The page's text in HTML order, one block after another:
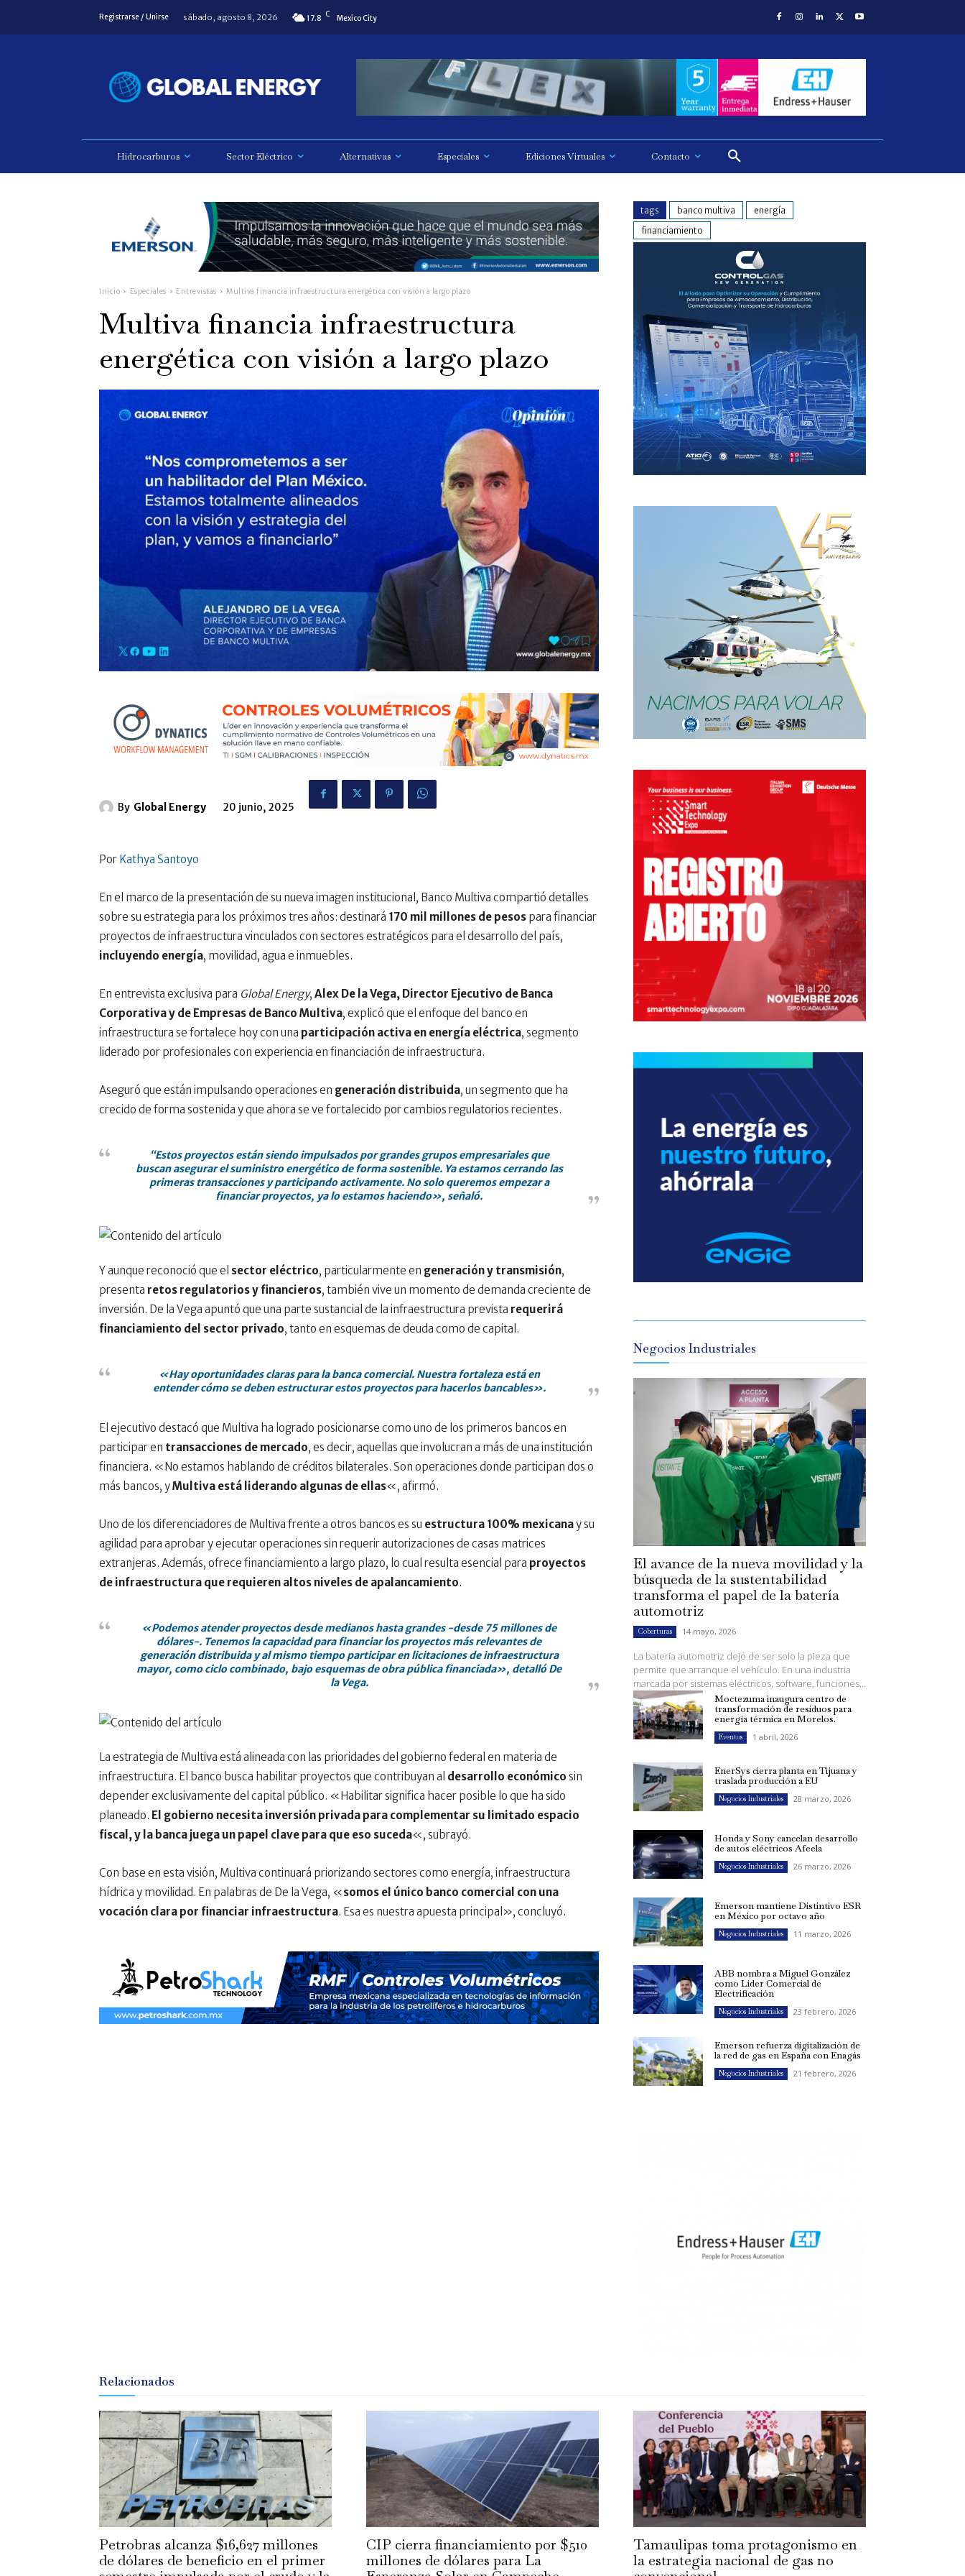
Registrarse / Unirse sábado, agosto 8, 2026 17.8 C Mexico City
Hidrocarburos Sector Eléctrico Alternativas Especiales Ediciones Virtuales Contacto
Inicio Especiales Entrevistas Multiva financia infraestructura energética con visión a largo plazo
Multiva financia infraestructura
energética con visión a largo plazo
By Global Energy 20 junio, 2025
Por Kathya Santoyo
En el marco de la presentación de su nueva imagen institucional, Banco Multiva compartió detalles
sobre su estrategia para los próximos tres años: destinará 170 mil millones de pesos para financiar
proyectos de infraestructura vinculados con sectores estratégicos para el desarrollo del país,
incluyendo energía, movilidad, agua e inmuebles.
En entrevista exclusiva para Global Energy, Alex De la Vega, Director Ejecutivo de Banca
Corporativa y de Empresas de Banco Multiva, explicó que el enfoque del banco en
infraestructura se fortalece hoy con una participación activa en energía eléctrica, segmento
liderado por profesionales con experiencia en financiación de infraestructura.
Aseguró que están impulsando operaciones en generación distribuida, un segmento que ha
crecido de forma sostenida y que ahora se ve fortalecido por cambios regulatorios recientes.
“Estos proyectos están siendo impulsados por grandes grupos empresariales que
buscan asegurar el suministro energético de forma sostenible. Ya estamos cerrando las
primeras transacciones y participando activamente. No solo queremos empezar a
financiar proyectos, ya lo estamos haciendo», señaló.
Y aunque reconoció que el sector eléctrico, particularmente en generación y transmisión,
presenta retos regulatorios y financieros, también vive un momento de demanda creciente de
inversión. De la Vega apuntó que una parte sustancial de la infraestructura prevista requerirá
financiamiento del sector privado, tanto en esquemas de deuda como de capital.
«Hay oportunidades claras para la banca comercial. Nuestra fortaleza está en
entender cómo se deben estructurar estos proyectos para hacerlos bancables».
El ejecutivo destacó que Multiva ha logrado posicionarse como uno de los primeros bancos en
participar en transacciones de mercado, es decir, aquellas que involucran a más de una institución
financiera. «No estamos hablando de créditos bilaterales. Son operaciones donde participan dos o
más bancos, yMultiva está liderando algunas de ellas«, afirmó.
Uno de los diferenciadores de Multiva frente a otros bancos es su estructura 100% mexicanay su
agilidad para aprobar y ejecutar operaciones sin requerir autorizaciones de casas matrices
extranjeras. Además, ofrece financiamiento a largo plazo, lo cual resulta esencial para proyectos
de infraestructura que requieren altos niveles de apalancamiento.
«Podemos atender proyectos desde medianos hasta grandes -desde 75 millones de
dólares-. Tenemos la capacidad para financiar los proyectos más relevantes de
generación distribuida y al mismo tiempo participar en licitaciones de infraestructura
mayor, como ciclo combinado, bajo esquemas de obra pública financiada», detalló De
la Vega.
La estrategia de Multiva está alineada con las prioridades del gobierno federal en materia de
infraestructura. El banco busca habilitar proyectos que contribuyan al desarrollo económico sin
depender exclusivamente del capital público. «Habilitar significa hacer posible lo que ha sido
planeado. El gobierno necesita inversión privada para complementar su limitado espacio
fiscal, y la banca juega un papel clave para que eso suceda«, subrayó.
Con base en esta visión, Multiva continuará priorizando sectores como energía, infraestructura
hídrica y movilidad. En palabras de De la Vega, «somos el único banco comercial con una
vocación clara por financiar infraestructura. Esa es nuestra apuesta principal», concluyó.
tags banco multiva
energía
financiamiento
Negocios Industriales
El avance de la nueva movilidad y la
búsqueda de la sustentabilidad
transforma el papel de la batería
automotriz
Coberturas 14 mayo, 2026
La batería automotriz dejó de ser solo la pieza que
permite que arranque el vehículo. En una industria
marcada por sistemas eléctricos, software, funciones...
Moctezuma inaugura centro de
transformación de residuos para
energía térmica en Morelos.
Eventos 1 abril, 2026
EnerSys cierra planta en Tijuana y
traslada producción a EU
Negocios Industriales 28 marzo, 2026
Honda y Sony cancelan desarrollo
de autos eléctricos Afeela
Negocios Industriales 26 marzo, 2026
Emerson mantiene Distintivo ESR
en México por octavo año
Negocios Industriales 11 marzo, 2026
ABB nombra a Miguel González
como Líder Comercial de
Electrificación
Negocios Industriales 23 febrero, 2026
Emerson refuerza digitalización de
la red de gas en España con Enagás
Negocios Industriales 21 febrero, 2026
Relacionados
Petrobras alcanza $16,627 millones
de dólares de beneficio en el primer
CIP cierra financiamiento por $510
millones de dólares para La
Tamaulipas toma protagonismo en
la estrategia nacional de gas no